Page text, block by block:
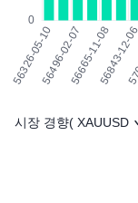
시장 경향( XAUUSD